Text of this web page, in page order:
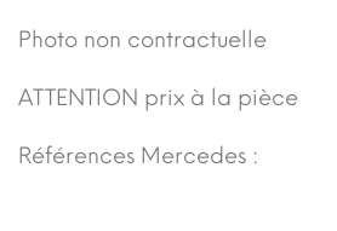
Photo non contractuelle
ATTENTION prix à la pièce
Références Mercedes :